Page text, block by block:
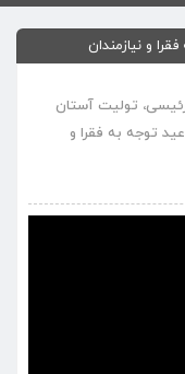
تولیت آستان
توجه به فقرا و